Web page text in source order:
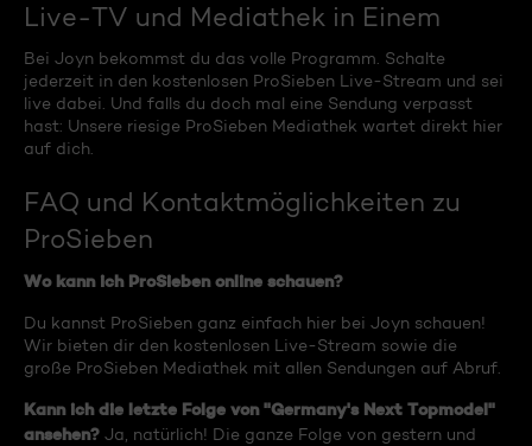
Live-TV und Mediathek in Einem
Bei Joyn bekommst du das volle Programm. Schalte
jederzeit in den kostenlosen ProSieben Live-Stream und sei
live dabei. Und falls du doch mal eine Sendung verpasst
hast: Unsere riesige ProSieben Mediathek wartet direkt hier
auf dich.
FAQ und Kontaktmöglichkeiten zu
ProSieben
Wo kann ich ProSieben online schauen?
Du kannst ProSieben ganz einfach hier bei Joyn schauen!
Wir bieten dir den kostenlosen Live-Stream sowie die
große ProSieben Mediathek mit allen Sendungen auf Abruf.
Kann ich die letzte Folge von "Germany's Next Topmodel"
ansehen? Ja, natürlich! Die ganze Folge von gestern und